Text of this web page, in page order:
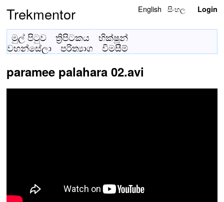
Trekmentor English සිංහල Login
මුල් පිටුව ත්‍රිපිටකය
භික්ෂූන්
වහන්සේලා
පරිත්‍යාග විමසීම්
paramee palahara 02.avi